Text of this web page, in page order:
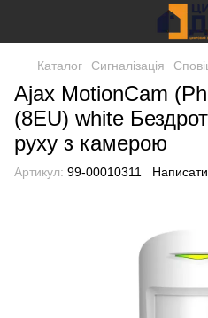
Каталог Сигналізація
Ajax MotionCam
(8EU) white
руху з камерою
Артикул: 99-00010311 Написати